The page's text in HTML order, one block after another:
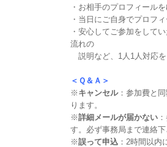
・お相手のプロフィール
・当日にご自身でプロフ
・安心してご参加をして
流れの
説明など、1人1人対応
＜Ｑ＆Ａ＞
※ キャンセル：参加費と
ります。
※詳細メールが届かない
す。必ず事務局まで連絡下
※誤って申込 ：2時間以内